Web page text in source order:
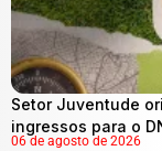
Setor Juventude
ingressos para o
06 de agosto de 2026